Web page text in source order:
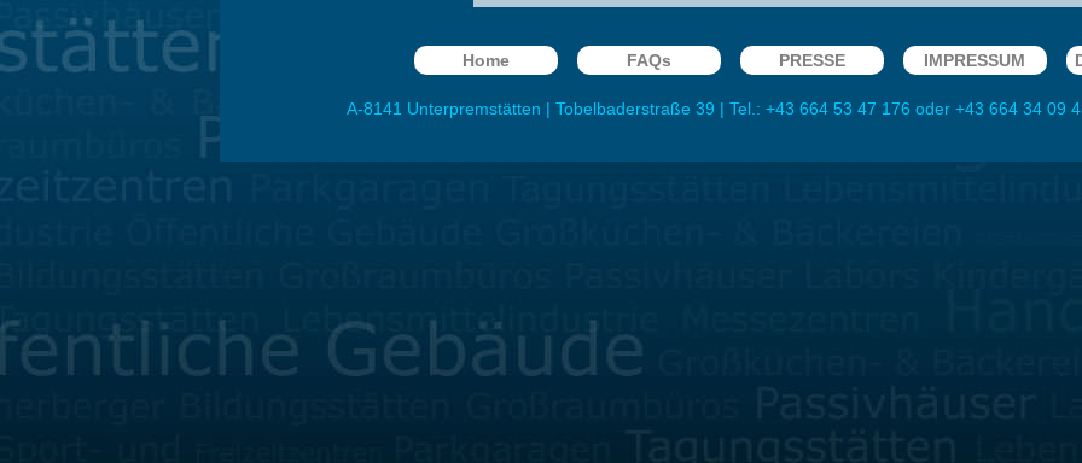
Home FAQs PRESSE IMPRESSUM
A-8141 Unterpremstätten | Tobelbaderstraße 39 | Tel.: +43 664 53 47 176 oder +43 664 34 09